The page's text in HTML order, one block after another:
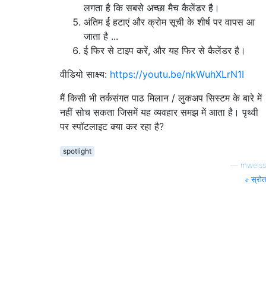
लगता है कि सबसे अच्छा मैच कैलेंडर है।
अंतिम ई हटाएं और क्रोम सूची के शीर्ष पर वापस आ
जाता है ...
ई फिर से टाइप करें, और यह फिर से कैलेंडर है।
वीडियो साक्ष्य: https://youtu.be/nkWuhXLrN1I
मैं किसी भी तर्कसंगत पाठ मिलान / लुकअप सिस्टम के बारे में
नहीं सोच सकता जिसमें यह व्यवहार समझ में आता है। पृथ्वी
पर स्पॉटलाइट क्या कर रहा है?
spotlight
mweiss
स्रोत